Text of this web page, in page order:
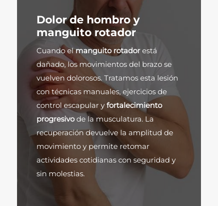
Dolor de hombro y
manguito rotador
Cuando elmanguito rotador está
dañado, los movimientos del brazo se
vuelven dolorosos. Tratamos esta lesión
con técnicas manuales, ejercicios de
control escapular y fortalecimiento
progresivode la musculatura. La
recuperación devuelve la amplitud de
movimiento y permite retomar
actividades cotidianas con seguridad y
sin molestias.